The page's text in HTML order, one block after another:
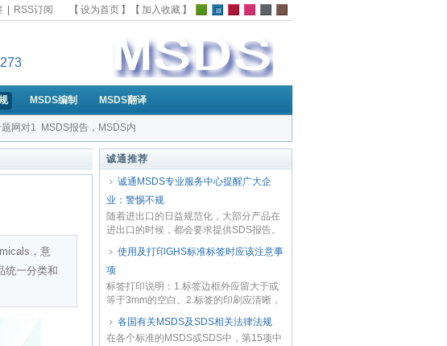
RSS订阅 【 设为首页 】【 加入收藏 】
MSDS编制 MSDS翻译
网对1 MSDS报告，MSDS内
提供符合标准的MSDS|
，意
统一分类和
诚通推荐
诚通MSDS专业服务中心提醒广大企
业：警惕不规
随着进出口的日益规范化，大部分产品在
进出口的时候，都会要求提供SDS报告。
使用及打印GHS标准标签时应该注意事
项
标签打印说明：1.标签边框外应留大于或
等于3mm的空白。2.标签的印刷应清晰，
各国有关MSDS及SDS相关法律法规
在各个标准的MSDS或SDS中，第15项中